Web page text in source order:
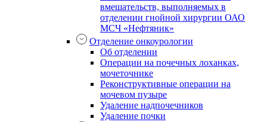
вмешательств, выполняемых в
отделении гнойной хирургии ОАО
МСЧ «Нефтяник»
Отделение онкоурологии
Об отделении
Операции на почечных лоханках,
мочеточнике
Реконструктивные операции на
мочевом пузыре
Удаление надпочечников
Удаление почки